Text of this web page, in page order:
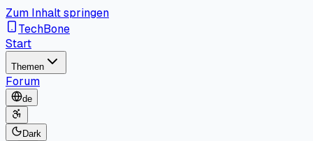
Zum Inhalt springen
TechBone
Start
Themen
Forum
de
Dark